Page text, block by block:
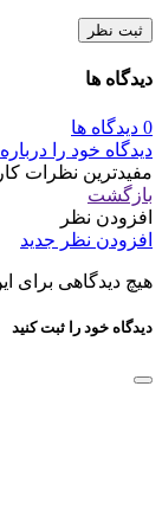
ثبت نظر
دیدگاه ها
0 دیدگاه ها
دیدگاه خود را
مفیدترین نظرات
بازگشت
افزودن نظر
افزودن نظر جدید
هیچ دیدگاهی
دیدگاه خود را ثبت کنید